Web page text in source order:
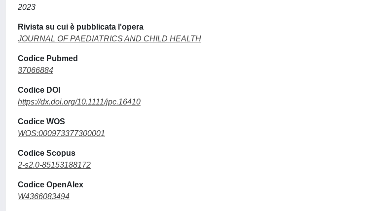
2023
Rivista su cui è pubblicata l'opera
JOURNAL OF PAEDIATRICS AND CHILD HEALTH
Codice Pubmed
37066884
Codice DOI
https://dx.doi.org/10.1111/jpc.16410
Codice WOS
WOS:000973377300001
Codice Scopus
2-s2.0-85153188172
Codice OpenAlex
W4366083494